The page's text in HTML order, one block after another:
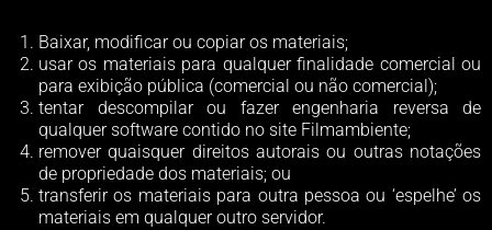
Baixar, modificar ou copiar os materiais;
usar os materiais para qualquer finalidade comercial ou
para exibição pública (comercial ou não comercial);
tentar descompilar ou fazer engenharia reversa de
qualquer software contido no site Filmambiente;
remover quaisquer direitos autorais ou outras notações
de propriedade dos materiais; ou
transferir os materiais para outra pessoa ou ‘espelhe’ os
materiais em qualquer outro servidor.